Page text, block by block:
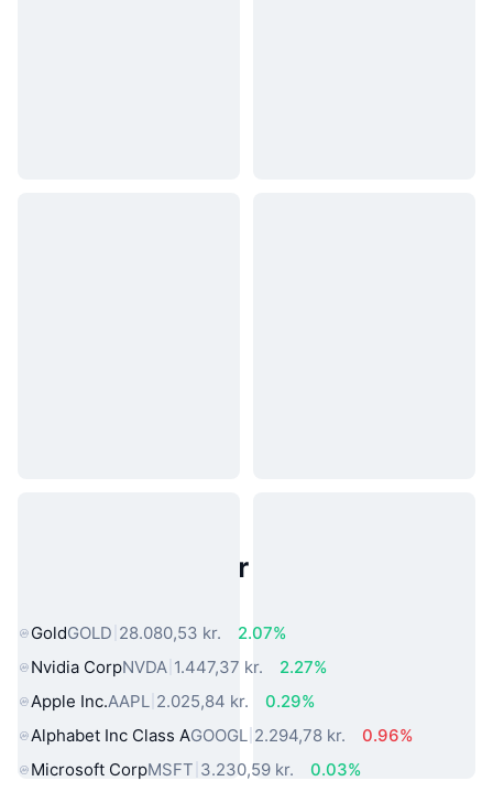
Populære aktiver fra den virkelige
GoldGOLD 28.080,53 kr.
2.07%
Nvidia CorpNVDA 1.447,37 kr.
2.27%
Apple Inc.AAPL 2.025,84 kr.
0.29%
Alphabet Inc Class AGOOGL 2.294,78 kr.
0.96%
Microsoft CorpMSFT 3.230,59 kr. 0.03%